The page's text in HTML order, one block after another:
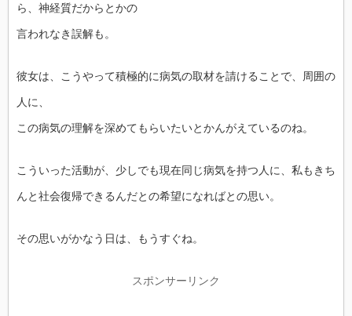
ら、神経質だからとかの
言われなき誤解も。
彼女は、こうやって積極的に病気の取材を請けることで、周囲の
人に、
この病気の理解を深めてもらいたいとかんがえているのね。
こういった活動が、少しでも現在同じ病気を持つ人に、私もきち
んと社会復帰できるんだとの希望になればとの思い。
その思いがかなう日は、もうすぐね。
スポンサーリンク